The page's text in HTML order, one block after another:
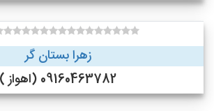
زهرا بستان گر
09160463782 (اهواز )